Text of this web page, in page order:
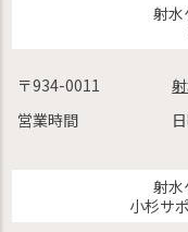
射水
〒934-0011
営業時間
射水
小杉サ